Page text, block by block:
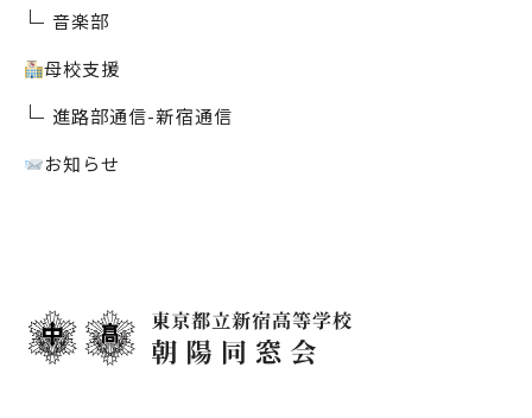
音楽部
母校支援
進路部通信-新宿通信
お知らせ